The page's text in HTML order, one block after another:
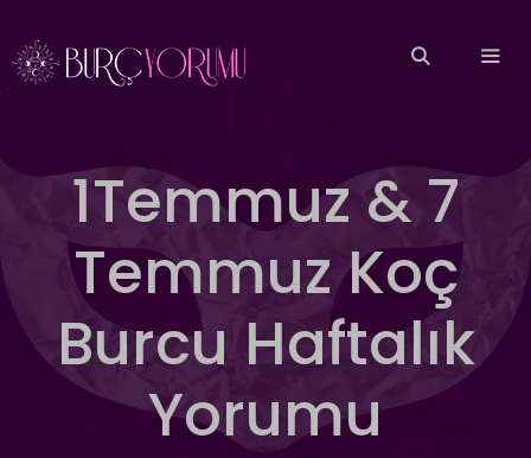
atla
1Temmuz & 7
Temmuz Koç
Burcu Haftalık
Yorumu